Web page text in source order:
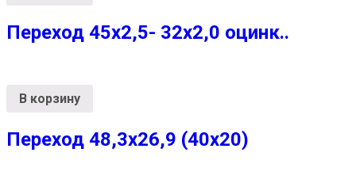
Переход 45х2,5- 32х2,0 оцинк..
В корзину
Переход 48,3х26,9 (40х20)